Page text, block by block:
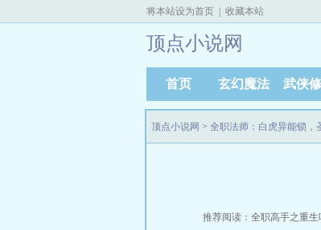
将本站设为首页 收藏本站
顶点小说网
首页 玄幻魔法 武侠
顶点小说网 > 全职法师：白虎异能锁，
推荐阅读： 全职高手之重